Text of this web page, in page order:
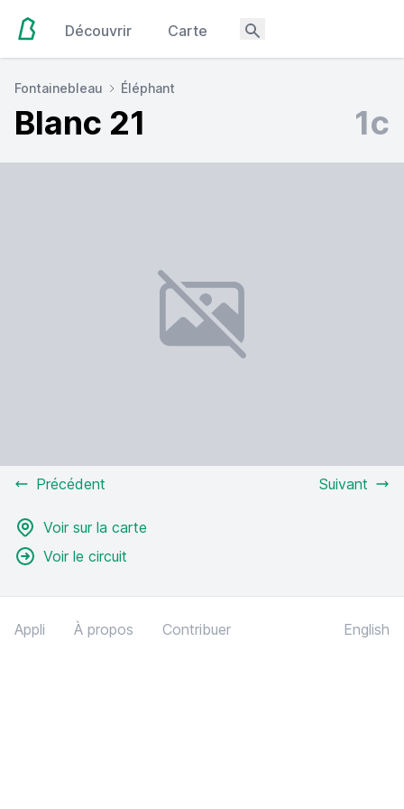
Découvrir Carte
Fontainebleau Éléphant
Blanc 21 1c
Précédent Suivant
Voir sur la carte
Voir le circuit
Appli À propos Contribuer English